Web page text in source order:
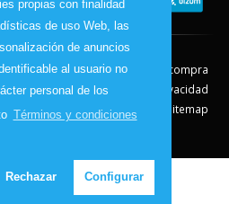
propias con finalidad
de uso Web, las
de anuncios
al usuario no
personal de los
Términos y condiciones
Rechazar Configurar
Aviso Legal
Condiciones de compra
de devolución
Política de Privacidad
Política de Cookies
Sitemap